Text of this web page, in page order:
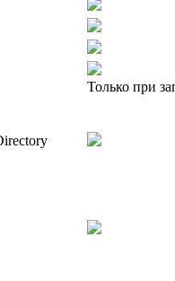
Только при